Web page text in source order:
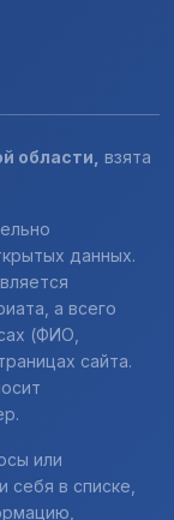
области, взята
данных.
а всего
(ФИО,
сайта.
или
в списке,